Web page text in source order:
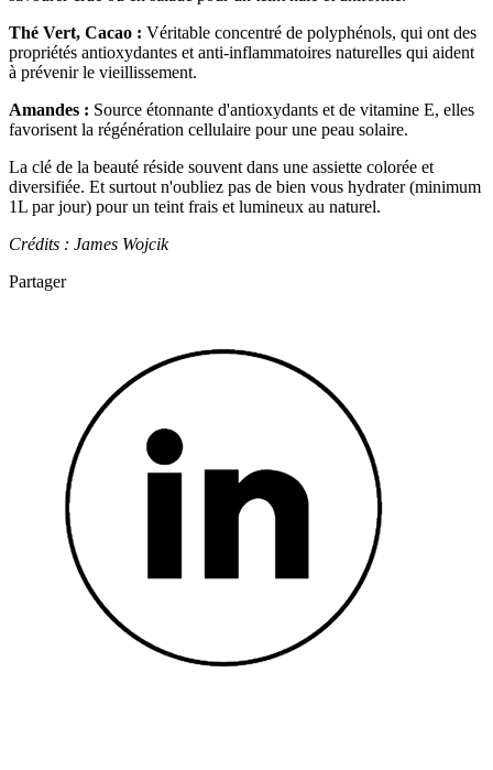
Thé Vert, Cacao : Véritable concentré de polyphénols, qui ont des
propriétés antioxydantes et anti-inflammatoires naturelles qui aident
à prévenir le vieillissement.
Amandes : Source étonnante d'antioxydants et de vitamine E, elles
favorisent la régénération cellulaire pour une peau solaire.
La clé de la beauté réside souvent dans une assiette colorée et
diversifiée. Et surtout n'oubliez pas de bien vous hydrater (minimum
1L par jour) pour un teint frais et lumineux au naturel.
Crédits : James Wojcik
Partager